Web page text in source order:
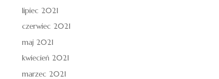
lipiec 2021
czerwiec 2021
maj 2021
kwiecień 2021
marzec 2021